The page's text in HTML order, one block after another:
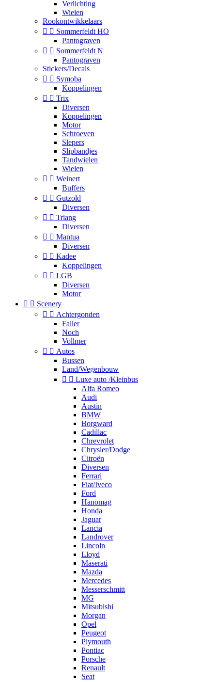
Verlichting
Wielen
Rookontwikkelaars
  Sommerfeldt HO
Pantograven
  Sommerfeldt N
Pantograven
Stickers/Decals
  Symoba
Koppelingen
  Trix
Diversen
Koppelingen
Motor
Schroeven
Slepers
Slipbandjes
Tandwielen
Wielen
  Weinert
Buffers
  Gutzold
Diversen
  Triang
Diversen
  Mantua
Diversen
  Kadee
Koppelingen
  LGB
Diversen
Motor
  Scenery
  Achtergonden
Faller
Noch
Vollmer
  Autos
Bussen
Land/Wegenbouw
  Luxe auto /Kleinbus
Alfa Romeo
Audi
Austin
BMW
Borgward
Cadillac
Chrevrolet
Chrysler/Dodge
Citroën
Diversen
Ferrari
Fiat/Iveco
Ford
Hanomag
Honda
Jaguar
Lancia
Landrover
Lincoln
Lloyd
Maserati
Mazda
Mercedes
Messerschmitt
MG
Mitsubishi
Morgan
Opel
Peugeot
Plymouth
Pontiac
Porsche
Renault
Seat